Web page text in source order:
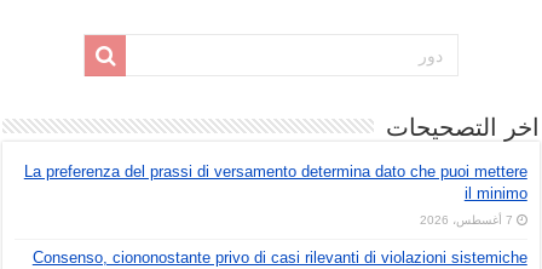
اخر التصحيحات
La preferenza del prassi di versamento determina dato che puoi mettere
il minimo
7 أغسطس، 2026
Consenso, ciononostante privo di casi rilevanti di violazioni sistemiche